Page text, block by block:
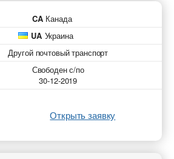
CA Канада
UA Украина
Другой почтовый транспорт
Свободен с/по
30-12-2019
Открыть заявку